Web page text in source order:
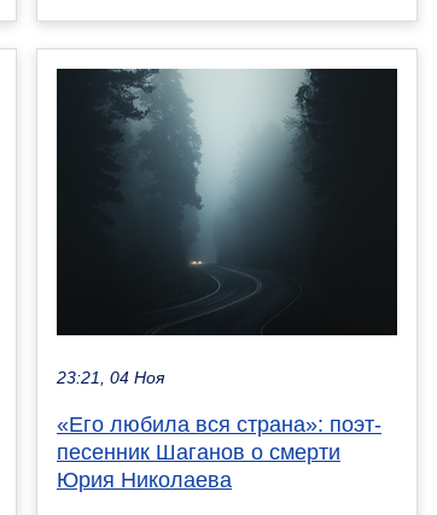
23:21, 04 Ноя
«Его любила вся страна»: поэт-
песенник Шаганов о смерти
Юрия Николаева